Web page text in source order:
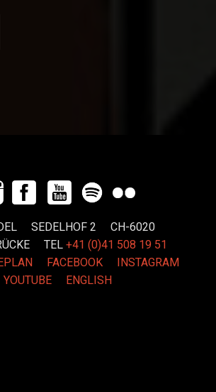
SEDELHOF 2 CH-6020
TEL+41 (0)41 508 19 51
FACEBOOK
INSTAGRAM
YOUTUBE
ENGLISH